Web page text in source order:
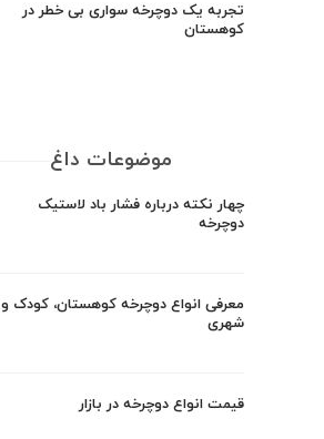
تجربه یک دوچرخه سواری بی خطر در
کوهستان
موضوعات داغ
چهار نکته درباره فشار باد لاستیک
دوچرخه
معرفی انواع دوچرخه کوهستان، کودک و
شهری
قیمت انواع دوچرخه در بازار